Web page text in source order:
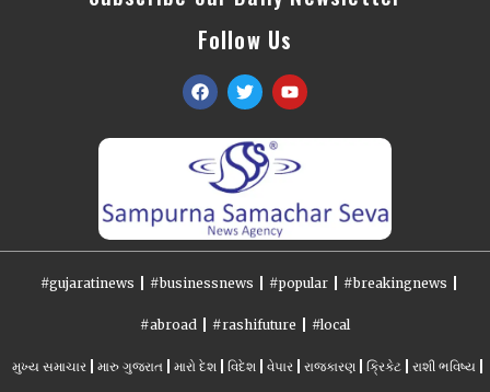
Follow Us
#gujaratinews #businessnews #popular #breakingnews
#abroad #rashifuture #local
મુખ્ય સમાચાર મારુ ગુજરાત મારો દેશ વિદેશ વેપાર રાજકારણ ક્રિકેટ રાશી ભવિષ્ય